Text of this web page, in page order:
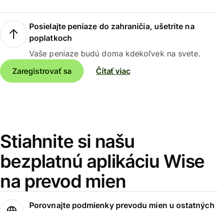
Posielajte peniaze do zahraničia, ušetrite na
poplatkoch
Vaše peniaze budú doma kdekoľvek na svete.
Zaregistrovať sa
Čítať viac
Stiahnite si našu
bezplatnú aplikáciu Wise
na prevod mien
Porovnajte podmienky prevodu mien u ostatných